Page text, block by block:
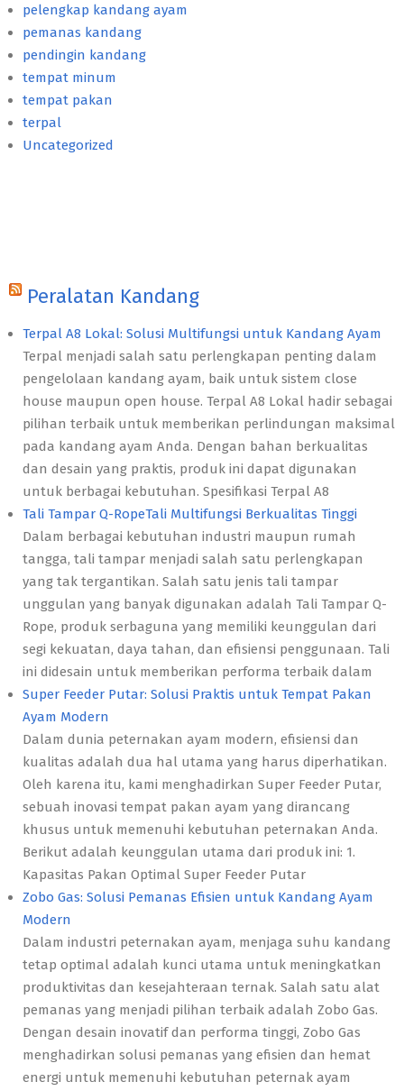
pelengkap kandang ayam
pemanas kandang
pendingin kandang
tempat minum
tempat pakan
terpal
Uncategorized
Peralatan Kandang
Terpal A8 Lokal: Solusi Multifungsi untuk Kandang Ayam
Terpal menjadi salah satu perlengkapan penting dalam
pengelolaan kandang ayam, baik untuk sistem close
house maupun open house. Terpal A8 Lokal hadir sebagai
pilihan terbaik untuk memberikan perlindungan maksimal
pada kandang ayam Anda. Dengan bahan berkualitas
dan desain yang praktis, produk ini dapat digunakan
untuk berbagai kebutuhan. Spesifikasi Terpal A8
Tali Tampar Q-RopeTali Multifungsi Berkualitas Tinggi
Dalam berbagai kebutuhan industri maupun rumah
tangga, tali tampar menjadi salah satu perlengkapan
yang tak tergantikan. Salah satu jenis tali tampar
unggulan yang banyak digunakan adalah Tali Tampar Q-
Rope, produk serbaguna yang memiliki keunggulan dari
segi kekuatan, daya tahan, dan efisiensi penggunaan. Tali
ini didesain untuk memberikan performa terbaik dalam
Super Feeder Putar: Solusi Praktis untuk Tempat Pakan
Ayam Modern
Dalam dunia peternakan ayam modern, efisiensi dan
kualitas adalah dua hal utama yang harus diperhatikan.
Oleh karena itu, kami menghadirkan Super Feeder Putar,
sebuah inovasi tempat pakan ayam yang dirancang
khusus untuk memenuhi kebutuhan peternakan Anda.
Berikut adalah keunggulan utama dari produk ini: 1.
Kapasitas Pakan Optimal Super Feeder Putar
Zobo Gas: Solusi Pemanas Efisien untuk Kandang Ayam
Modern
Dalam industri peternakan ayam, menjaga suhu kandang
tetap optimal adalah kunci utama untuk meningkatkan
produktivitas dan kesejahteraan ternak. Salah satu alat
pemanas yang menjadi pilihan terbaik adalah Zobo Gas.
Dengan desain inovatif dan performa tinggi, Zobo Gas
menghadirkan solusi pemanas yang efisien dan hemat
energi untuk memenuhi kebutuhan peternak ayam